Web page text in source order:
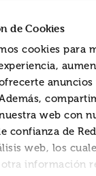
de Cookies
cookies para
anuncios
web con
confianza de
web, los
información